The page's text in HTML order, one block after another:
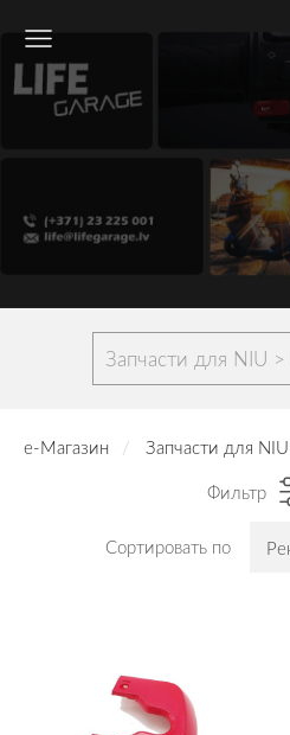
Запчасти
е-Магазин Запчасти для NIU
Фильтр
Сортировать по